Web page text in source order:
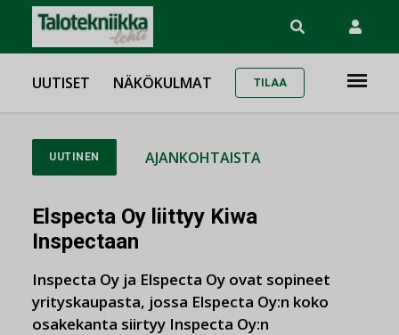
UUTISET NÄKÖKULMAT TILAA
UUTINEN AJANKOHTAISTA
Elspecta Oy liittyy Kiwa
Inspectaan
Inspecta Oy ja Elspecta Oy ovat sopineet
yrityskaupasta, jossa Elspecta Oy:n koko
osakekanta siirtyy Inspecta Oy:n